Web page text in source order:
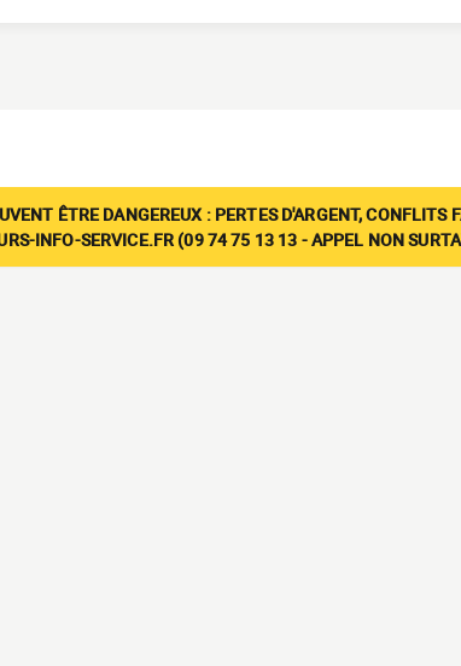
ÊTRE DANGEREUX : PERTES D'ARGENT,
INFO-SERVICE.FR (09 74 75 13 13 - APPEL NON